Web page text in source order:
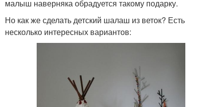
малыш наверняка обрадуется такому подарку.
Но как же сделать детский шалаш из веток? Есть
несколько интересных вариантов: